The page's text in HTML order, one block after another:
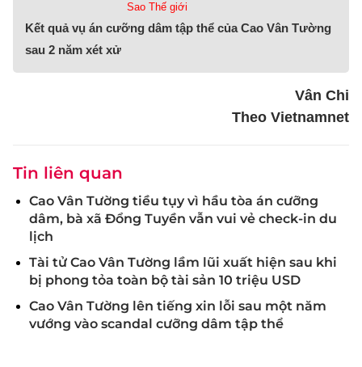
Sao Thế giới
Kết quả vụ án cưỡng dâm tập thể của Cao Vân Tường
sau 2 năm xét xử
Vân Chi
Theo Vietnamnet
Tin liên quan
Cao Vân Tường tiều tụy vì hầu tòa án cưỡng
dâm, bà xã Đổng Tuyền vẫn vui vẻ check-in du
lịch
Tài tử Cao Vân Tường lầm lũi xuất hiện sau khi
bị phong tỏa toàn bộ tài sản 10 triệu USD
Cao Vân Tường lên tiếng xin lỗi sau một năm
vướng vào scandal cưỡng dâm tập thể